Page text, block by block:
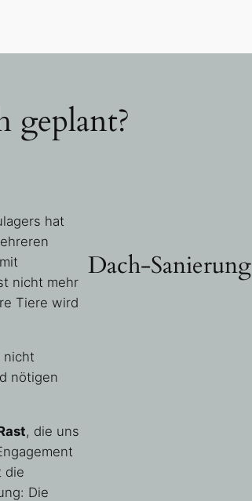
geplant?
hat
nicht mehr
Tiere wird
nicht
nötigen
, die uns
die
Die
Dach-Sanierung